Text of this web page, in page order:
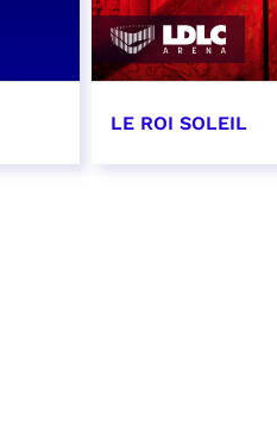
LE ROI SOLEIL